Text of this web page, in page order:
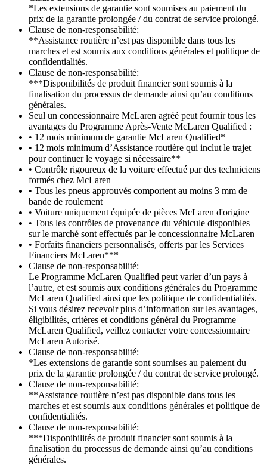
*Les extensions de garantie sont soumises au paiement du
prix de la garantie prolongée / du contrat de service prolongé.
Clause de non-responsabilité:
**Assistance routière n’est pas disponible dans tous les
marches et est soumis aux conditions générales et politique de
confidentialités.
Clause de non-responsabilité:
***Disponibilités de produit financier sont soumis à la
finalisation du processus de demande ainsi qu’au conditions
générales.
Seul un concessionnaire McLaren agréé peut fournir tous les
avantages du Programme Après-Vente McLaren Qualified :
• 12 mois minimum de garantie McLaren Qualified*
• 12 mois minimum d’Assistance routière qui inclut le trajet
pour continuer le voyage si nécessaire**
• Contrôle rigoureux de la voiture effectué par des techniciens
formés chez McLaren
• Tous les pneus approuvés comportent au moins 3 mm de
bande de roulement
• Voiture uniquement équipée de pièces McLaren d'origine
• Tous les contrôles de provenance du véhicule disponibles
sur le marché sont effectués par le concessionnaire McLaren
• Forfaits financiers personnalisés, offerts par les Services
Financiers McLaren***
Clause de non-responsabilité:
Le Programme McLaren Qualified peut varier d’un pays à
l’autre, et est soumis aux conditions générales du Programme
McLaren Qualified ainsi que les politique de confidentialités.
Si vous désirez recevoir plus d’information sur les avantages,
éligibilités, critères et conditions général du Programme
McLaren Qualified, veillez contacter votre concessionnaire
McLaren Autorisé.
Clause de non-responsabilité:
*Les extensions de garantie sont soumises au paiement du
prix de la garantie prolongée / du contrat de service prolongé.
Clause de non-responsabilité:
**Assistance routière n’est pas disponible dans tous les
marches et est soumis aux conditions générales et politique de
confidentialités.
Clause de non-responsabilité:
***Disponibilités de produit financier sont soumis à la
finalisation du processus de demande ainsi qu’au conditions
générales.